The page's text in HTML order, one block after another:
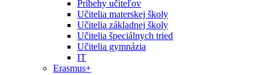
Príbehy učiteľov
Učitelia materskej školy
Učitelia základnej školy
Učitelia špeciálnych tried
Učitelia gymnázia
IT
Erasmus+